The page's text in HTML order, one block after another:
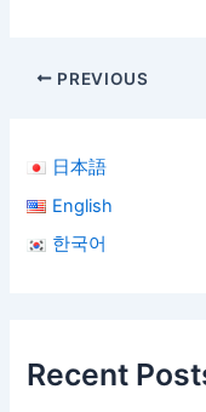
日本語
English
한국어
Recent
PREVIOUS